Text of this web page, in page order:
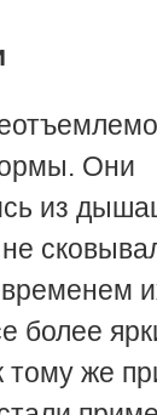
Они
из
более
тому же